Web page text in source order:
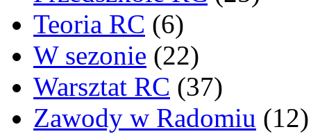
Teoria RC (6)
W sezonie (22)
Warsztat RC (37)
Zawody w Radomiu (12)